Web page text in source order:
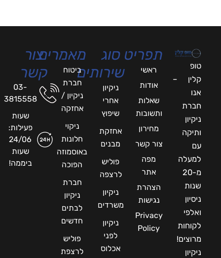
טופ
קלין –
אנו
חברת
ניקיון
ותיקה
עם
למעלה
מ-20
שנות
ניסיון
ואלפי
לקוחות
מרוצים!
ניקיון
תפריט
ראשי
אודות
שאלות
ותשובות
מחירון
צור קשר
מפה
אתר
הצהרת
נגישות
Privacy
Policy
סוג
שירותים
ניקיון
אחרי
שיפוץ
אחזקת
מבנים
פוליש
לרצפה
ניקיון
משרדים
ניקיון
לפני
אכלוס
מאמרים
ביטוח
חברת
ניקיון /
אחזקה
ניקוי
חלונות
באוסמוזה
הפוכה
חברת
ניקיון
לבתים
חדשים
פוליש
לרצפת
צור
קשר
03-
3815558
שעות
פעילות:
24/06
שעות
ביממה!